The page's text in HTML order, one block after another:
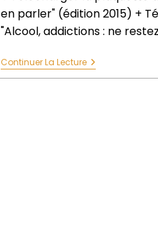
en parler" (édition 2015) +
"Alcool, addictions : ne
Continuer La Lecture